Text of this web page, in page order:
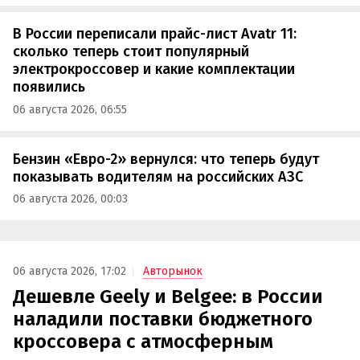
В России переписали прайс-лист Avatr 11:
сколько теперь стоит популярный
электрокроссовер и какие комплектации
появились
06 августа 2026, 06:55
Бензин «Евро-2» вернулся: что теперь будут
показывать водителям на российских АЗС
06 августа 2026, 00:03
06 августа 2026, 17:02 Авторынок
Дешевле Geely и Belgee: в России
наладили поставки бюджетного
кроссовера с атмосферным